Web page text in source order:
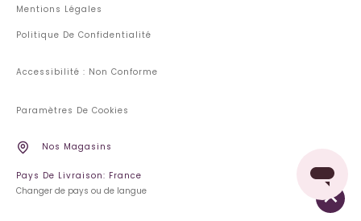
Mentions Légales
Politique De Confidentialité
Accessibilité : Non Conforme
Paramètres De Cookies
Nos Magasins
Pays De Livraison: France
Changer de pays ou de langue